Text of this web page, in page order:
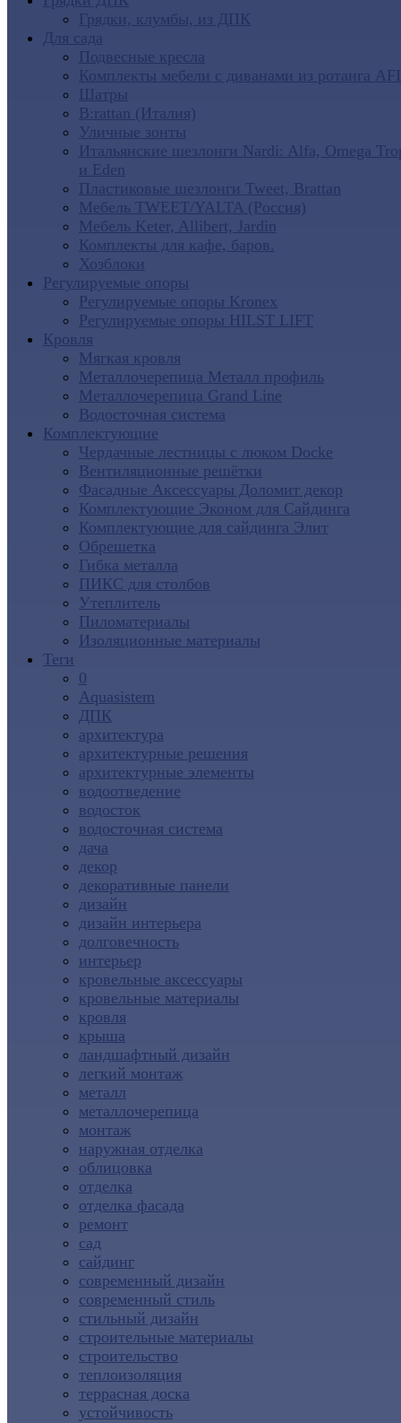
Грядки, клумбы, из ДПК
Для сада
Подвесные кресла
Комплекты мебели с диванами из ротанга
Шатры
B:rattan (Италия)
Уличные зонты
Итальянские шезлонги Nardi: Alfa, Omega
и Eden
Пластиковые шезлонги Tweet, Brattan
Мебель TWEET/YALTA (Россия)
Мебель Keter, Allibert, Jardin
Комплекты для кафе, баров.
Хозблоки
Регулируемые опоры
Регулируемые опоры Kronex
Регулируемые опоры HILST LIFT
Кровля
Мягкая кровля
Металлочерепица Металл профиль
Металлочерепица Grand Line
Водосточная система
Комплектующие
Чердачные лестницы с люком Docke
Вентиляционные решётки
Фасадные Аксессуары Доломит декор
Комплектующие Эконом для Сайдинга
Комплектующие для cайдинга Элит
Обрешетка
Гибка металла
ПИКС для столбов
Утеплитель
Пиломатериалы
Изоляционные материалы
Теги
0
Aquasistem
ДПК
архитектура
архитектурные решения
архитектурные элементы
водоотведение
водосток
водосточная система
дача
декор
декоративные панели
дизайн
дизайн интерьера
долговечность
интерьер
кровельные аксессуары
кровельные материалы
кровля
крыша
ландшафтный дизайн
легкий монтаж
металл
металлочерепица
монтаж
наружная отделка
облицовка
отделка
отделка фасада
ремонт
сад
сайдинг
современный дизайн
современный стиль
стильный дизайн
строительные материалы
строительство
теплоизоляция
террасная доска
устойчивость